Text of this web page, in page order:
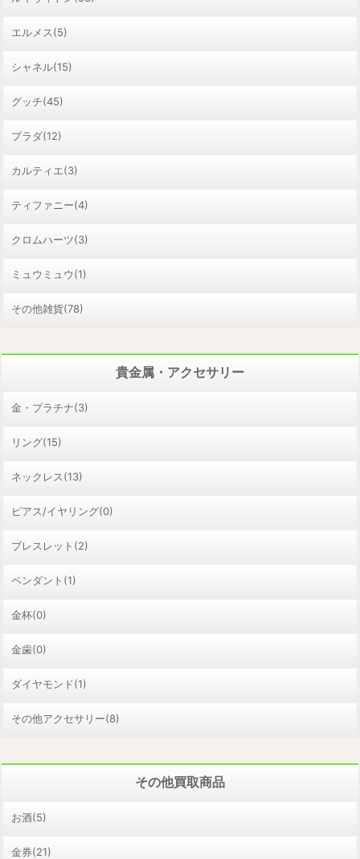
エルメス(5)
シャネル(15)
グッチ(45)
プラダ(12)
カルティエ(3)
ティファニー(4)
クロムハーツ(3)
ミュウミュウ(1)
その他雑貨(78)
貴金属・アクセサリー
金・プラチナ(3)
リング(15)
ネックレス(13)
ピアス/イヤリング(0)
ブレスレット(2)
ペンダント(1)
金杯(0)
金歯(0)
ダイヤモンド(1)
その他アクセサリー(8)
その他買取商品
お酒(5)
金券(21)